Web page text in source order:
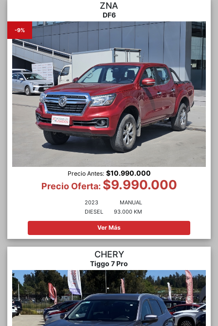
ZNA
DF6
-9%
Precio Antes: $10.990.000
Precio Oferta: $9.990.000
2023
DIESEL
MANUAL
93.000 KM
Ver Más
CHERY
Tiggo 7 Pro